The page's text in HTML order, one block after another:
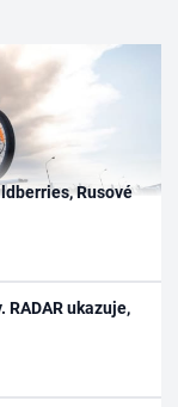
Rusové
ukazuje,